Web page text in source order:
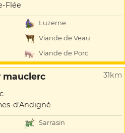
Flée
Luzerne
Viande de Veau
Viande de Porc
mauclerc 31km
d'Andigné
Sarrasin